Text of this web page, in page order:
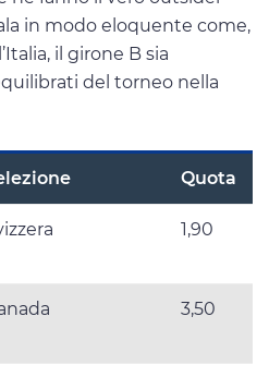
in modo eloquente come,
il girone B sia
del torneo nella
Quota
1,90
3,50